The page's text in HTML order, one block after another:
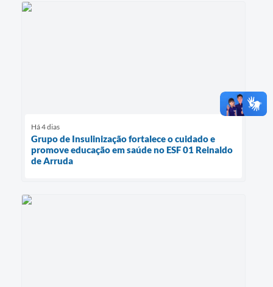
Há 4 dias
Grupo de Insulinização fortalece o cuidado e
promove educação em saúde no ESF 01 Reinaldo
de Arruda